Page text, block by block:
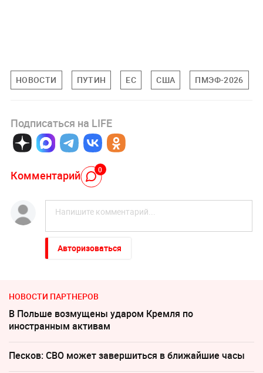
НОВОСТИ ПУТИН ЕС США ПМЭФ-2026
Подписаться на LIFE
Комментарий 0
Авторизоваться
НОВОСТИ ПАРТНЕРОВ
В Польше возмущены ударом Кремля по
иностранным активам
Песков: СВО может завершиться в ближайшие часы